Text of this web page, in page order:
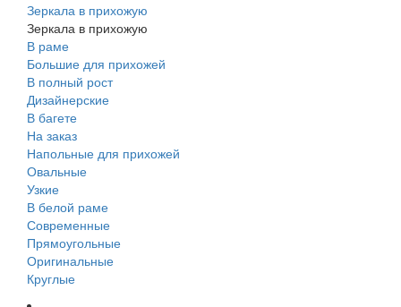
Зеркала в прихожую
Зеркала в прихожую
В раме
Большие для прихожей
В полный рост
Дизайнерские
В багете
На заказ
Напольные для прихожей
Овальные
Узкие
В белой раме
Современные
Прямоугольные
Оригинальные
Круглые